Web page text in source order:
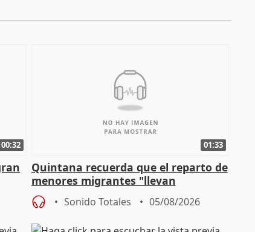
00:32 01:33
Quintana recuerda que el reparto de
menores migrantes "llevan
aportación del Gobierno" central
Sonido Totales 05/08/2026